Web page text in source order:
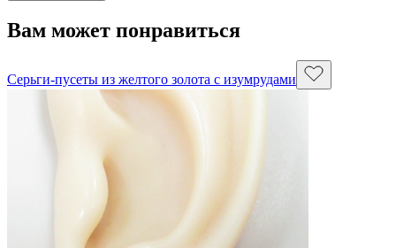
Вам может понравиться
Серьги-пусеты из желтого золота с изумрудами